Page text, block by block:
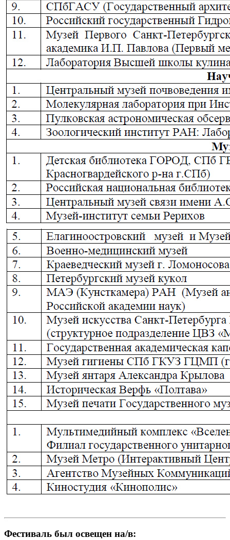
Фестиваль был освещен на/в: